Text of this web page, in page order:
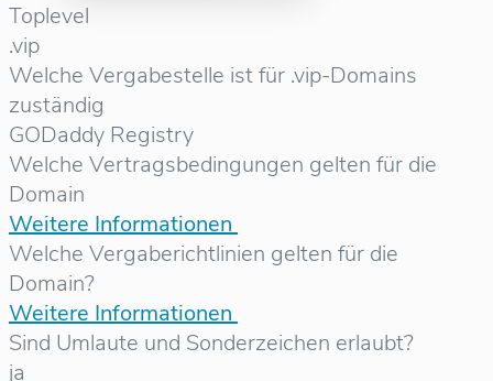
Toplevel
.vip
Welche Vergabestelle ist für .vip-Domains
zuständig
GODaddy Registry
Welche Vertragsbedingungen gelten für die
Domain
Weitere Informationen
Welche Vergaberichtlinien gelten für die
Domain?
Weitere Informationen
Sind Umlaute und Sonderzeichen erlaubt?
ja